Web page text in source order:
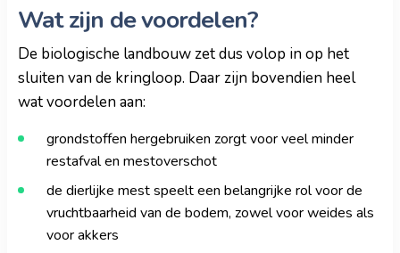
Wat zijn de voordelen?
De biologische landbouw zet dus volop in op het
sluiten van de kringloop. Daar zijn bovendien heel
wat voordelen aan:
grondstoffen hergebruiken zorgt voor veel minder
restafval en mestoverschot
de dierlijke mest speelt een belangrijke rol voor de
vruchtbaarheid van de bodem, zowel voor weides als
voor akkers